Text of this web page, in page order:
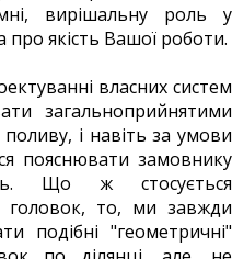
вирішальну роль у
якість Вашої роботи.
власних систем
загальноприйнятими
і навіть за умови
пояснювати замовнику
Що ж стосується
головок, то, ми завжди
подібні "геометричні"